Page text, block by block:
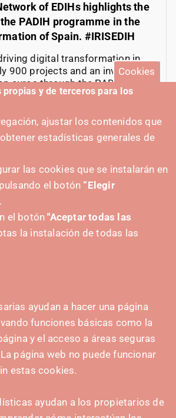
of EDIHs highlights the
PADIH programme in the
of Spain. #IRISEDIH
digital transformation in
900 projects and an investment
euros through the PADIH
Cookies
y de terceros para los
ajustar los contenidos que
estadísticas generales de
las cookies que se instalarán en
el botón “Elegir
.
el botón"Aceptar todas las
la instalación de todas las
ayudan a hacer una página
funciones básicas como la
y el acceso a áreas seguras
página web no puede funcionar
estas cookies.
ayudan a los propietarios de